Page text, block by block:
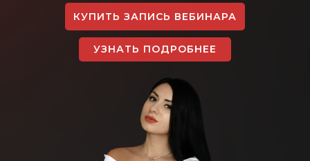
УЗНАТЬ ПОДРОБНЕЕ
КУПИТЬ ЗАПИСЬ ВЕБИНАРА